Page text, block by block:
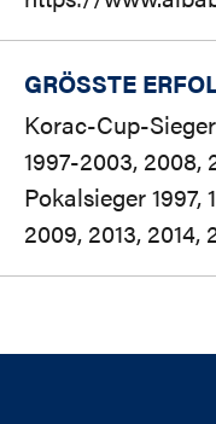
GRÖSSTE
Korac-Cup-
1997-2003, 2008,
Pokalsieger 1997,
2009, 2013, 2014,